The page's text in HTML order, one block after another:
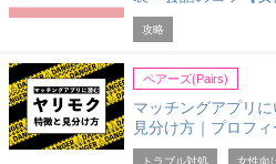
攻略
ペアーズ(Pairs)
マッチングアプリ
見分け方｜プロフ
トラブル対処 女性向